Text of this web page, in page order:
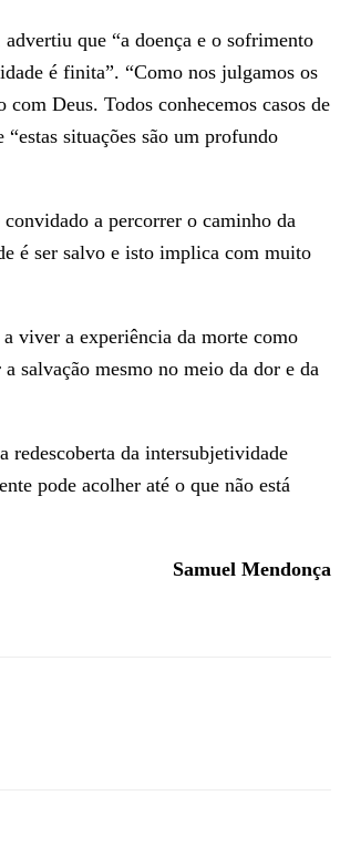
que “a doença e o sofrimento
é finita”. “Como nos julgamos os
Deus. Todos conhecemos casos de
situações são um profundo
a percorrer o caminho da
é ser salvo e isto implica com muito
viver a experiência da morte como
salvação mesmo no meio da dor e da
redescoberta da intersubjetividade
pode acolher até o que não está
Samuel Mendonça